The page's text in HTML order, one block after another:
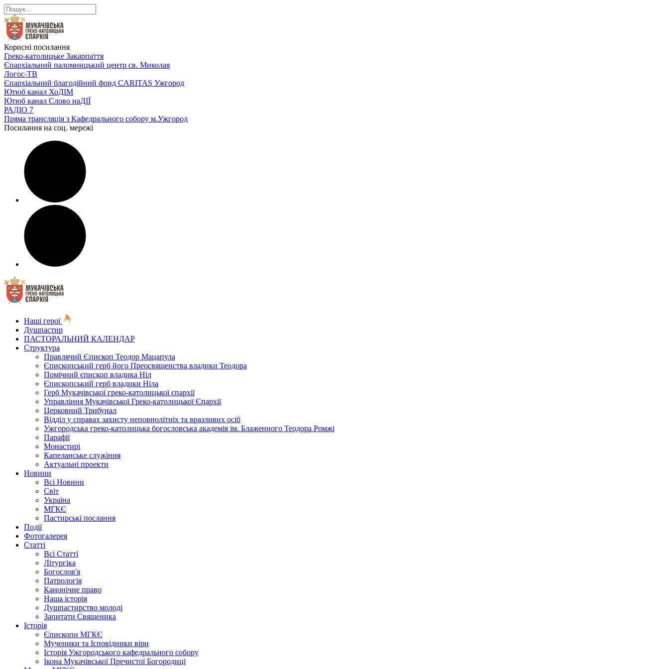
Корисні посилання
Греко-католицьке Закарпаття
Єпархіальний паломницький центр св. Миколая
Логос-ТВ
Єпархіальний благодійний фонд CARITAS Ужгород
Ютюб канал ХоДІМ
Ютюб канал Слово наДІЇ
РАДІО 7
Пряма трансляція з Кафедрального собору м.Ужгород
Посилання на соц. мережі
Наші герої
Душпастир
ПАСТОРАЛЬНИЙ КАЛЕНДАР
Структура
Правлячий Єпископ Теодор Мацапула
Єпископський герб його Преосвященства владики Теодора
Помічний єпископ владика Ніл
Єпископський герб владики Ніла
Герб Мукачівської греко-католицької єпархії
Управління Мукачівської Греко-католицької Єпархії
Церковний Трибунал
Відділ у справах захисту неповнолітніх та вразливих осіб
Ужгородська греко-католицька богословська академія ім. Блаженного Теодора Ромжі
Парафії
Монастирі
Капеланське служіння
Актуальні проекти
Новини
Всі Новини
Світ
Україна
МГКЄ
Пастирські послання
Події
Фотогалерея
Статті
Всі Статті
Літургіка
Богослов'я
Патрологія
Канонічне право
Наша історія
Душпастирство молоді
Запитати Священика
Історія
Єпископи МГКЄ
Мученики та Ісповідники віри
Історія Ужгородського кафедрального собору
Ікона Мукачівської Пречистої Богородиці